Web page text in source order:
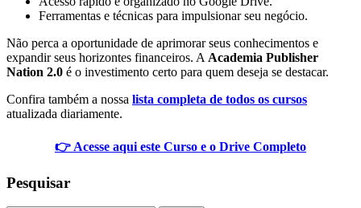
Ferramentas e técnicas para impulsionar seu negócio.
Não perca a oportunidade de aprimorar seus conhecimentos e
expandir seus horizontes financeiros. A Academia Publisher
Nation 2.0 é o investimento certo para quem deseja se destacar.
Confira também a nossa lista completa de todos os cursos
atualizada diariamente.
👉 Acesse aqui este Curso e o Drive Completo
Pesquisar